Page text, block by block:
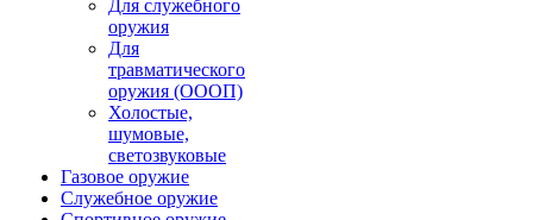
Для служебного
оружия
Для
травматического
оружия (ОООП)
Холостые,
шумовые,
светозвуковые
Газовое оружие
Служебное оружие